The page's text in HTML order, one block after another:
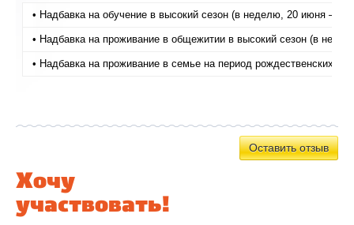
• Надбавка на обучение в высокий сезон (в неделю, 20 июня — 22
• Надбавка на проживание в общежитии в высокий сезон (в
• Надбавка на проживание в семье на период рождественских
Оставить отзыв
Хочу
участвовать!